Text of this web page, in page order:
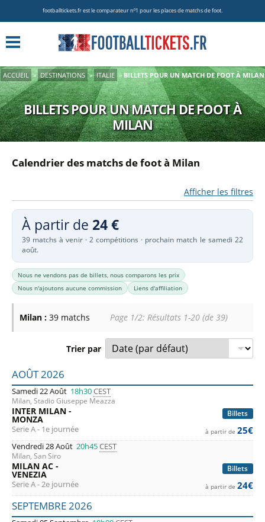
footballtickets.fr est le comparateur nº1 pour les places de matchs de foot.
ACCUEIL » DESTINATIONS » ITALIE » BILLETS POUR UN MATCH DE FOOT À MILAN
BILLETS POUR UN MATCH DE FOOT À
MILAN
Calendrier des matchs de foot à Milan
Afficher les filtres
À partir de 24 €
39 matchs à venir · 2 compétitions · prochain match le samedi 22
août.
Nous ne vendons pas de billets, nous comparons les prix
Nous n'ajoutons aucune commission
Liens d'affiliation
Milan : 39 matchs Page 1/2: Résultats 1-20 (de 39)
Trier par
Liste des prochains matchs : Milan. Colonne 1 : date,
AOÛT 2026
Samedi 22 Août 18h30CEST
Milan, Stadio Giuseppe Meazza
Billets
INTER MILAN -
MONZA
Serie A - 1e journée à partir de 25€
Vendredi 28 Août 20h45CEST
Milan, San Siro
Billets
MILAN AC -
VENEZIA
Serie A - 2e journée à partir de 24€
SEPTEMBRE 2026